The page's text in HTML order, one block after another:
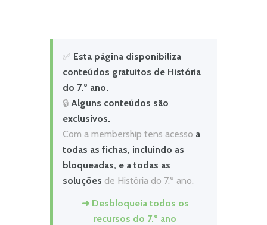
✅ Esta página disponibiliza
conteúdos gratuitos de História
do 7.º ano.
🔒 Alguns conteúdos são
exclusivos.
Com a membership tens acesso a
todas as fichas, incluindo as
bloqueadas, e a todas as
soluções de História do 7.º ano.
➜ Desbloqueia todos os
recursos do 7.º ano